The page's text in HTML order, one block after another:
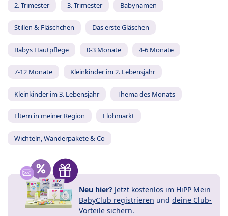
2. Trimester 3. Trimester Babynamen
Stillen & Fläschchen Das erste Gläschen
Babys Hautpflege 0-3 Monate 4-6 Monate
7-12 Monate Kleinkinder im 2. Lebensjahr
Kleinkinder im 3. Lebensjahr Thema des Monats
Eltern in meiner Region Flohmarkt
Wichteln, Wanderpakete & Co
Neu hier? Jetzt kostenlos im HiPP Mein
BabyClub registrieren und deine Club-
Vorteile sichern.